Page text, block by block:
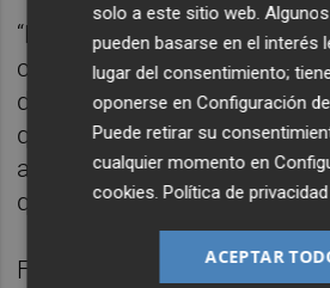
“Es un equipo con
contrastados en Primera y
de ganar, como nosotros”,
quien vaticinó un duelo
ante un rival que sabe lo
que vamos a tener que
Francisco definió a Lucas
solo a este sitio web.
pueden basarse en el interés
lugar del consentimiento;
oponerse enConfiguración
Puede retirar su
cualquier momento en
cookies .Política de privacidad
ACEPTAR